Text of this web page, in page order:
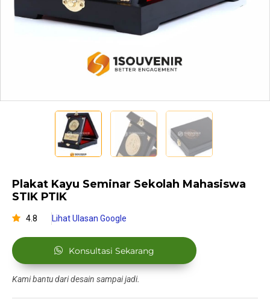
Plakat Kayu Seminar Sekolah Mahasiswa
STIK PTIK
4.8 Lihat Ulasan Google
Konsultasi Sekarang
Kami bantu dari desain sampai jadi.